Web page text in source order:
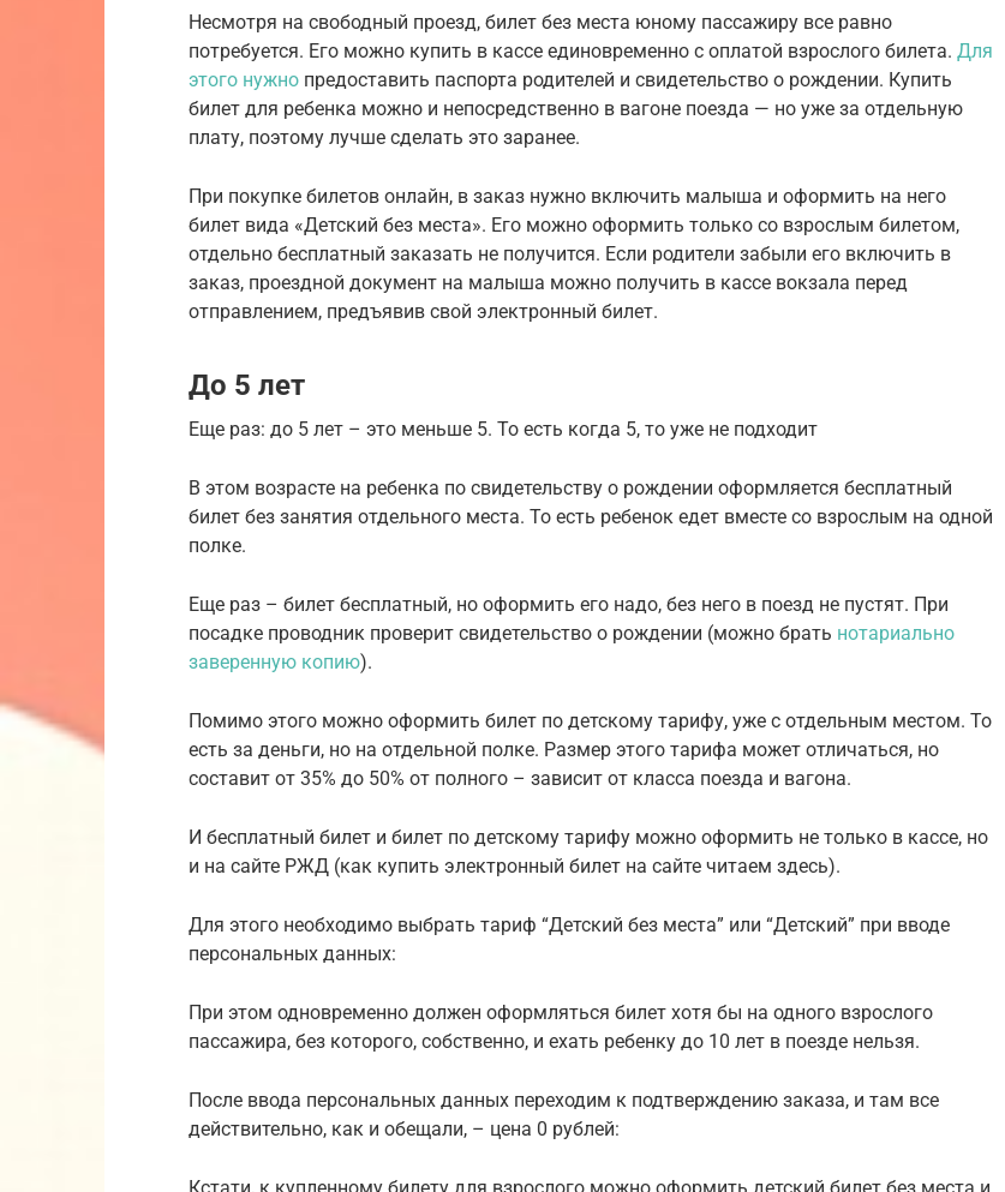
Несмотря на свободный проезд, билет без места юному пассажиру все равно
потребуется. Его можно купить в кассе единовременно с оплатой взрослого билета. Для
этого нужно предоставить паспорта родителей и свидетельство о рождении. Купить
билет для ребенка можно и непосредственно в вагоне поезда — но уже за отдельную
плату, поэтому лучше сделать это заранее.
При покупке билетов онлайн, в заказ нужно включить малыша и оформить на него
билет вида «Детский без места». Его можно оформить только со взрослым билетом,
отдельно бесплатный заказать не получится. Если родители забыли его включить в
заказ, проездной документ на малыша можно получить в кассе вокзала перед
отправлением, предъявив свой электронный билет.
До 5 лет
Еще раз: до 5 лет – это меньше 5. То есть когда 5, то уже не подходит
В этом возрасте на ребенка по свидетельству о рождении оформляется бесплатный
билет без занятия отдельного места. То есть ребенок едет вместе со взрослым на одной
полке.
Еще раз – билет бесплатный, но оформить его надо, без него в поезд не пустят. При
посадке проводник проверит свидетельство о рождении (можно брать нотариально
заверенную копию).
Помимо этого можно оформить билет по детскому тарифу, уже с отдельным местом. То
есть за деньги, но на отдельной полке. Размер этого тарифа может отличаться, но
составит от 35% до 50% от полного – зависит от класса поезда и вагона.
И бесплатный билет и билет по детскому тарифу можно оформить не только в кассе, но
и на сайте РЖД (как купить электронный билет на сайте читаем здесь).
Для этого необходимо выбрать тариф “Детский без места” или “Детский” при вводе
персональных данных:
При этом одновременно должен оформляться билет хотя бы на одного взрослого
пассажира, без которого, собственно, и ехать ребенку до 10 лет в поезде нельзя.
После ввода персональных данных переходим к подтверждению заказа, и там все
действительно, как и обещали, – цена 0 рублей: